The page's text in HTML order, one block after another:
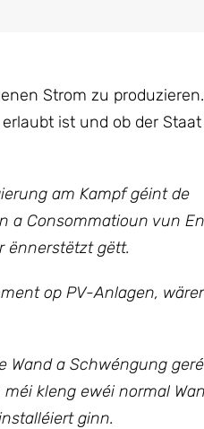
Strom zu
ist und ob der
am Kampf géint de
a Consommatioun vun
ënnerstëtzt gëtt.
op PV-Anlagen,
Wand a Schwéngung
kleng ewéi normal
ginn.